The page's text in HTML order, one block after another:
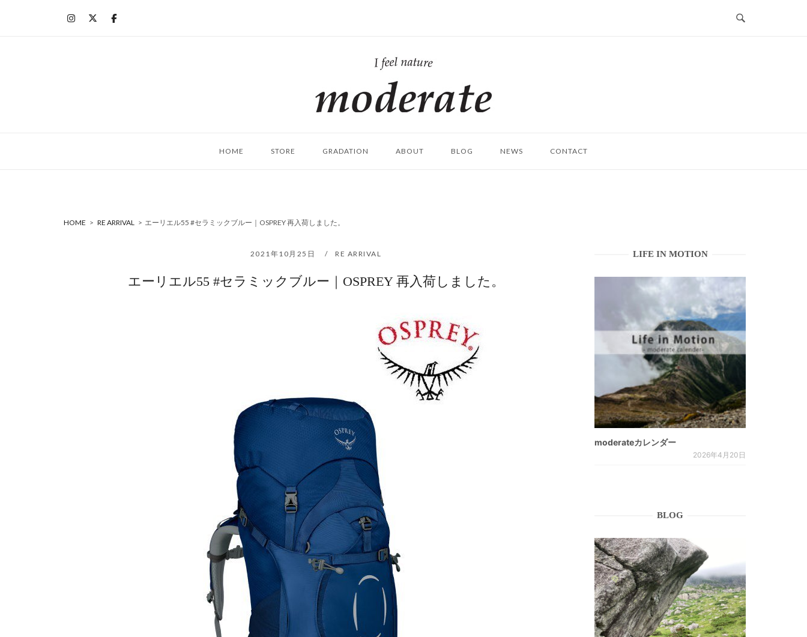
ム
HOME STORE GRADATION ABOUT BLOG NEWS CONTACT
HOME > RE ARRIVAL > エーリエル55 #セラミックブルー｜OSPREY 再入荷しました。
2021年10月25日 RE ARRIVAL
エーリエル55 #セラミックブルー｜OSPREY 再入荷しました。
LIFE IN MOTION
moderateカレンダー
2026年4月20日
BLOG